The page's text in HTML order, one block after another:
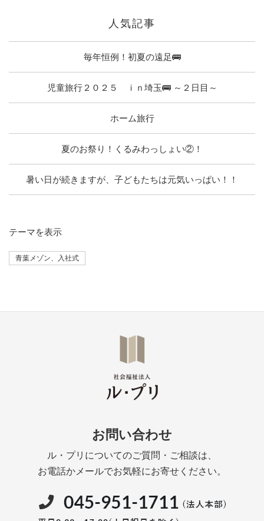
人気記事
毎年恒例！初夏の遠足🚌
児童旅行２０２５ ｉｎ埼玉🚌 ～２日目～
ホーム旅行
夏のお祭り！くるみわっしょい②！
暑い日が続きますが、子どもたちは元気いっぱい！！
テーマを表示
青葉メゾン、入社式
お問い合わせ
ル・プリについてのご質問・ご相談は、
お電話かメールでお気軽にお寄せください。